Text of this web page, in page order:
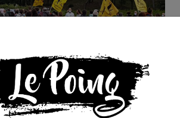
continue contre
ce projet anti-écolo
famille Mulliez